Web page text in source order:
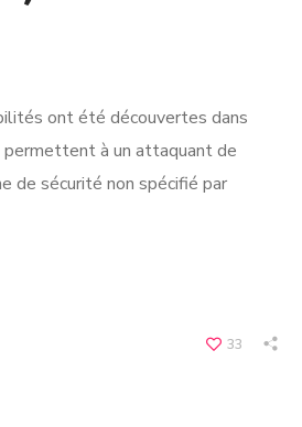
ont été découvertes dans
permettent à un attaquant de
de sécurité non spécifié par
33